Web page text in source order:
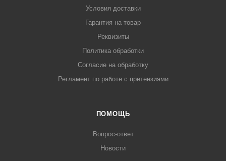
Условия доставки
Гарантия на товар
Реквизиты
Политика обработки
Согласие на обработку
Регламент по работе с претензиями
ПОМОЩЬ
Вопрос-ответ
Новости